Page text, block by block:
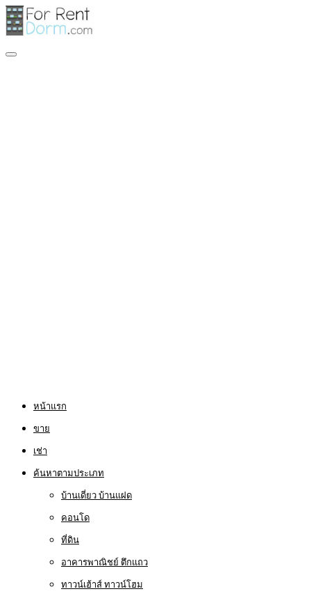
หน้าแรก
ขาย
เช่า
ค้นหาตามประเภท
บ้านเดี่ยว บ้านแฝด
คอนโด
ที่ดิน
อาคารพาณิชย์ ตึกแถว
ทาวน์เฮ้าส์ ทาวน์โฮม